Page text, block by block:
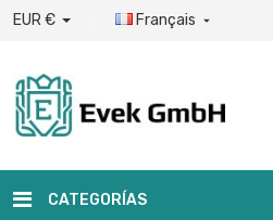
EUR € Français 
CATEGORÍAS